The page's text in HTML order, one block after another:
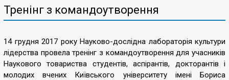
Тренінг з командоутворення
14 грудня 2017 року Науково-дослідна лабораторія культури
лідерства провела тренінг з командоутворення для учасників
Наукового товариства студентів, аспірантів, докторантів і
молодих вчених Київського університету імені Бориса